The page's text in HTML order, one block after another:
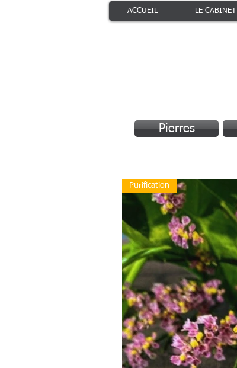
ACCUEIL LE CABINET
Pierres
Purification